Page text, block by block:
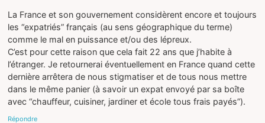
La France et son gouvernement considèrent encore et toujours
les “expatriés” français (au sens géographique du terme)
comme le mal en puissance et/ou des lépreux.
C’est pour cette raison que cela fait 22 ans que j’habite à
l’étranger. Je retournerai éventuellement en France quand cette
dernière arrêtera de nous stigmatiser et de tous nous mettre
dans le même panier (à savoir un expat envoyé par sa boîte
avec “chauffeur, cuisiner, jardiner et école tous frais payés”).
Répondre